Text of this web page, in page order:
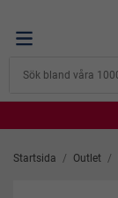
Startsida / Outlet /